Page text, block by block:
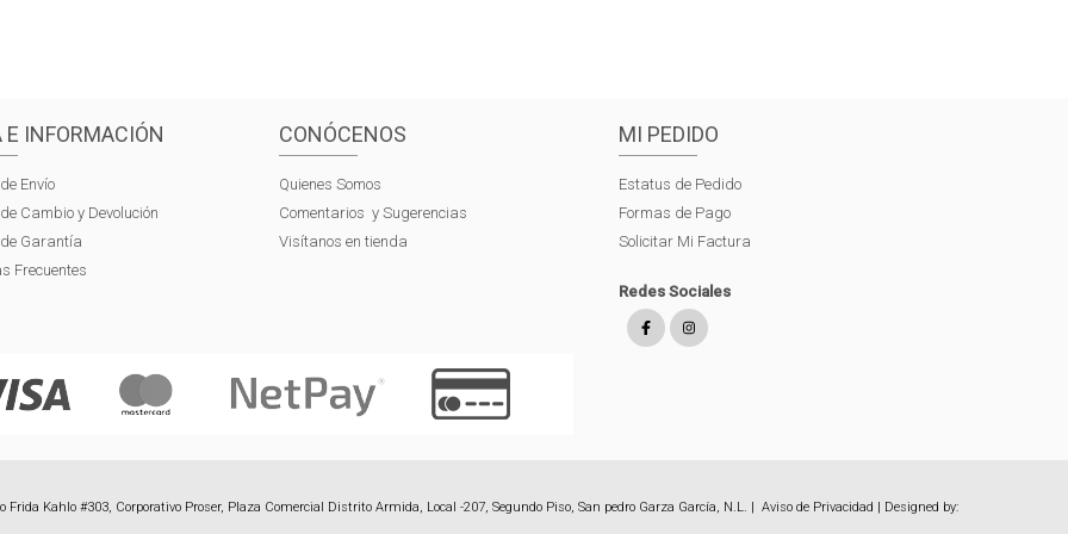
E INFORMACIÓN
Envío
Cambio y Devolución
Garantía
Frecuentes
CONÓCENOS
Quienes Somos
Comentarios y Sugerencias
Visítanos en tienda
MI PEDIDO
Estatus de Pedido
Formas de Pago
Solicitar Mi Factura
Redes Sociales
Frida Kahlo #303, Corporativo Proser, Plaza Comercial Distrito Armida, Local -207, Segundo Piso, San pedro Garza García, N.L. | Aviso de Privacidad | Designed by: